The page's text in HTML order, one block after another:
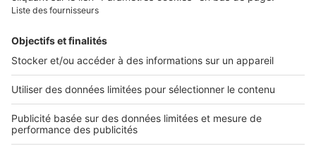
Presse
Nos applications
Découvrez nos applications